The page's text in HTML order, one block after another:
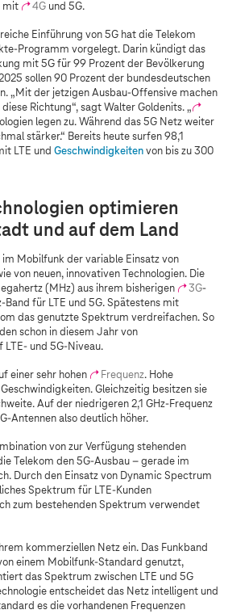
mit
4G und 5G.
Einführung von 5G hat die Telekom
Programm vorgelegt. Darin kündigt das
mit 5G für 99 Prozent der Bevölkerung
sollen 90 Prozent der bundesdeutschen
„Mit der jetzigen Ausbau-Offensive machen
Richtung“, sagt Walter Goldenits. „
legen zu. Während das 5G Netz weiter
stärker.“ Bereits heute surfen 98,1
LTE und Geschwindigkeiten von bis zu 300
optimieren
und auf dem Land
Mobilfunk der variable Einsatz von
von neuen, innovativen Technologien. Die
(MHz) aus ihrem bisherigen
3G-
für LTE und 5G. Spätestens mit
das genutzte Spektrum verdreifachen. So
schon in diesem Jahr von
und 5G-Niveau.
einer sehr hohen Frequenz. Hohe
Gleichzeitig besitzen sie
Auf der niedrigeren 2,1 GHz-Frequenz
Antennen also deutlich höher.
von zur Verfügung stehenden
Telekom den 5G-Ausbau – gerade im
Durch den Einsatz von Dynamic Spectrum
Spektrum für LTE-Kunden
zum bestehenden Spektrum verwendet
kommerziellen Netz ein. Das Funkband
einem Mobilfunk-Standard genutzt,
das Spektrum zwischen LTE und 5G
entscheidet das Netz intelligent und
es die vorhandenen Frequenzen